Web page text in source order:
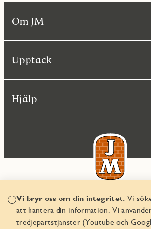
Vi bryr oss om din integritet. Vi
att hantera din information. Vi
tredjepartstjänster (Youtube och
Om JM
Upptäck
Hjälp
© JM AB 2026
Organisationsnummer